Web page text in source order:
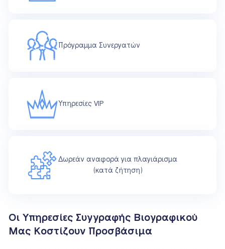
Πρόγραμμα Συνεργατών
Υπηρεσίες VIP
Δωρεάν αναφορά για πλαγιάρισμα
(κατά ζήτηση)
Οι Υπηρεσίες Συγγραφής Βιογραφικού
Μας Κοστίζουν Προσβάσιμα